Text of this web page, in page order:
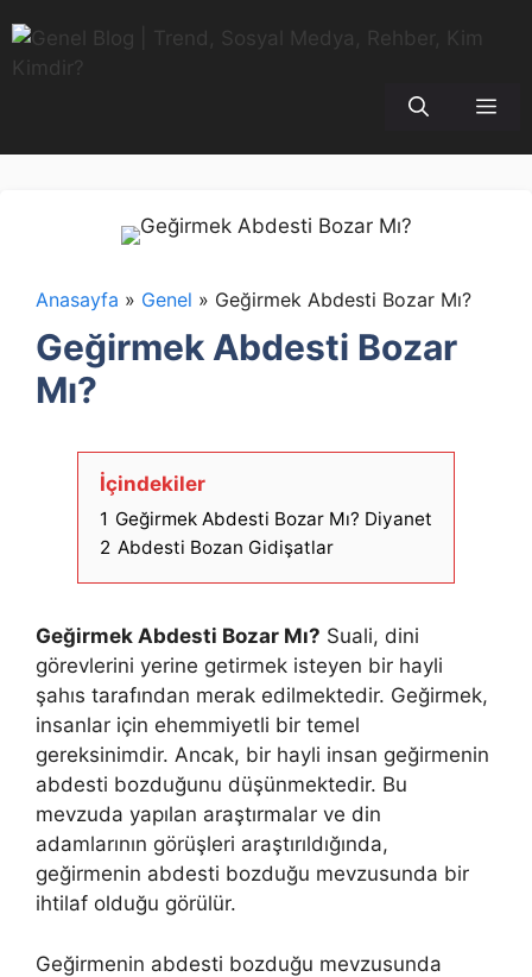
atla
Anasayfa » Genel » Geğirmek Abdesti Bozar Mı?
Geğirmek Abdesti Bozar
Mı?
İçindekiler
1 Geğirmek Abdesti Bozar Mı? Diyanet
2 Abdesti Bozan Gidişatlar
Geğirmek Abdesti Bozar Mı? Suali, dini
görevlerini yerine getirmek isteyen bir hayli
şahıs tarafından merak edilmektedir. Geğirmek,
insanlar için ehemmiyetli bir temel
gereksinimdir. Ancak, bir hayli insan geğirmenin
abdesti bozduğunu düşünmektedir. Bu
mevzuda yapılan araştırmalar ve din
adamlarının görüşleri araştırıldığında,
geğirmenin abdesti bozduğu mevzusunda bir
ihtilaf olduğu görülür.
Geğirmenin abdesti bozduğu mevzusunda